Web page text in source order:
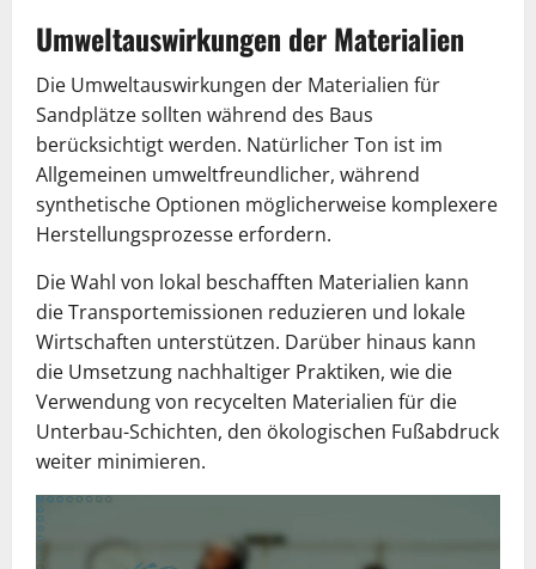
Umweltauswirkungen der Materialien
Die Umweltauswirkungen der Materialien für
Sandplätze sollten während des Baus
berücksichtigt werden. Natürlicher Ton ist im
Allgemeinen umweltfreundlicher, während
synthetische Optionen möglicherweise komplexere
Herstellungsprozesse erfordern.
Die Wahl von lokal beschafften Materialien kann
die Transportemissionen reduzieren und lokale
Wirtschaften unterstützen. Darüber hinaus kann
die Umsetzung nachhaltiger Praktiken, wie die
Verwendung von recycelten Materialien für die
Unterbau-Schichten, den ökologischen Fußabdruck
weiter minimieren.